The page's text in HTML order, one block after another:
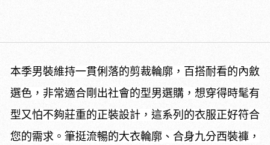
本季男裝維持一貫俐落的剪裁輪廓，百搭耐看的內斂
選色，非常適合剛出社會的型男選購，想穿得時髦有
型又怕不夠莊重的正裝設計，這系列的衣服正好符合
您的需求。筆挺流暢的大衣輪廓、合身九分西裝褲，